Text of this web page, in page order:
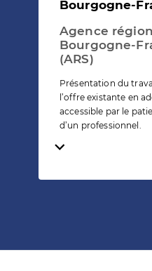
Bourgogne-
Agence
Bourgogne-
(ARS)
Présentation du
l’offre existante en
accessible par le
d’un professionnel.
Temps de lecture